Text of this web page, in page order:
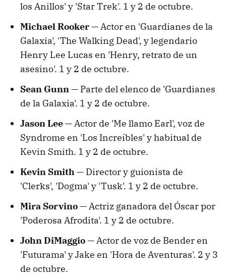
los Anillos' y 'Star Trek'. 1 y 2 de octubre.
Michael Rooker —Actor en 'Guardianes de la
Galaxia', 'The Walking Dead', y legendario
Henry Lee Lucas en 'Henry, retrato de un
asesino'. 1 y 2 de octubre.
Sean Gunn — Parte del elenco de 'Guardianes
de la Galaxia'. 1 y 2 de octubre.
Jason Lee —Actor de 'Me llamo Earl', voz de
Syndrome en 'Los Increíbles' y habitual de
Kevin Smith. 1 y 2 de octubre.
Kevin Smith — Director y guionista de
'Clerks', 'Dogma' y 'Tusk'. 1 y 2 de octubre.
Mira Sorvino —Actriz ganadora del Óscar por
'Poderosa Afrodita'. 1 y 2 de octubre.
John DiMaggio —Actor de voz de Bender en
'Futurama' y Jake en 'Hora de Aventuras'. 2 y 3
de octubre.